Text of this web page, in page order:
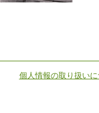
個人情報の取り扱い